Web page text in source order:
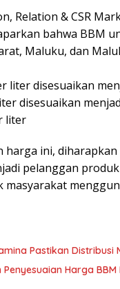
Relation & CSR
bahwa BBM
Maluku, dan
liter disesuaikan
disesuaikan
liter
harga ini,
pelanggan
masyarakat
Pastikan Distribusi
Harga